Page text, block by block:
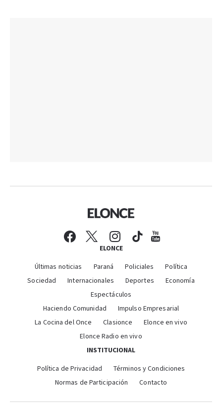
ELONCE
Últimas noticias Paraná Policiales
Política
Sociedad
Internacionales Deportes
Economía
Espectáculos
Haciendo Comunidad
Impulso Empresarial
La Cocina del Once
Clasionce
Elonce en vivo
Elonce Radio en vivo
INSTITUCIONAL
Política de Privacidad
Términos y Condiciones
Normas de Participación
Contacto